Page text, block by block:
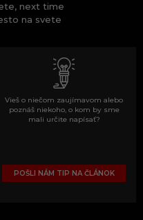
next time
na svete
Vieš o niečom zaujímavom alebo
poznáš niekoho, o kom by sme
mali určite napísať?
POŠLI NÁM TIP NA ČLÁNOK